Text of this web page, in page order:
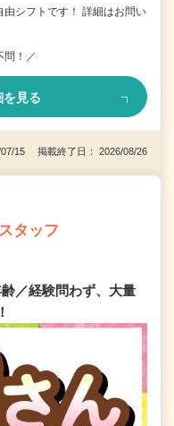
由シフトです！ 詳細はお問い
問！／
を見る
07/15 掲載終了日： 2026/08/26
タッフ
／経験問わず、大量